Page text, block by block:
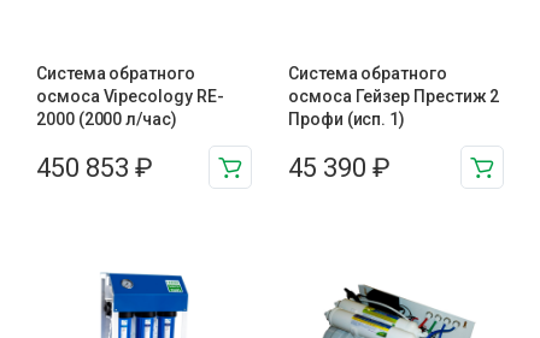
Система обратного
осмоса Vipecology RE-
2000 (2000 л/час)
450 853 ₽
Система обратного
осмоса Гейзер Престиж 2
Профи (исп. 1)
45 390 ₽